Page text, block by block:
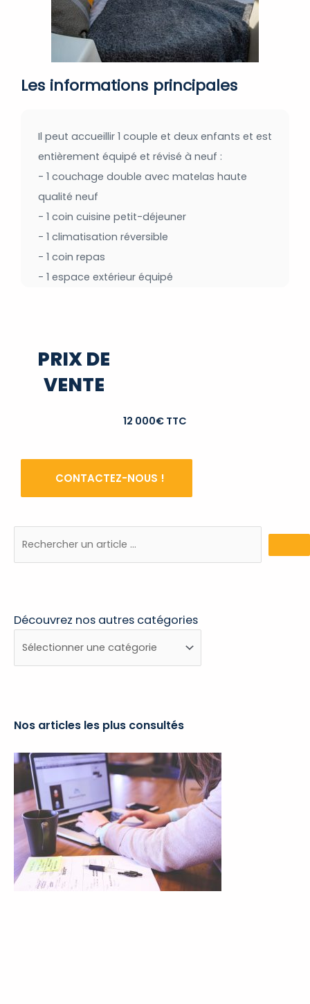
Les informations principales
Il peut accueillir 1 couple et deux enfants et est
entièrement équipé et révisé à neuf :
- 1 couchage double avec matelas haute
qualité neuf
- 1 coin cuisine petit-déjeuner
- 1 climatisation réversible
- 1 coin repas
- 1 espace extérieur équipé
PRIX DE
VENTE
12 000€ TTC
CONTACTEZ-NOUS !
Découvrez nos autres catégories
Nos articles les plus consultés